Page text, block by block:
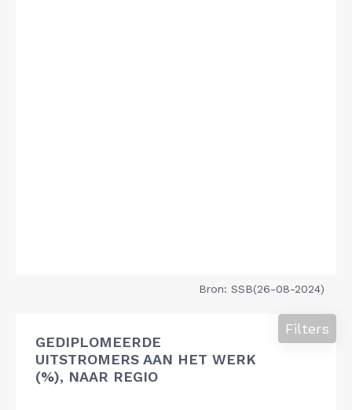
Bron: SSB(26-08-2024)
GEDIPLOMEERDE
UITSTROMERS AAN HET WERK
(%), NAAR REGIO
Filters